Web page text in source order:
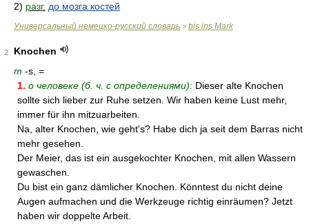
2) разг. до мозга костей
Универсальный немецко-русский словарь > bis ins Mark
2
Knochen
m -s, =
1. о человеке (б. ч. с определениями): Dieser alte Knochen
sollte sich lieber zur Ruhe setzen. Wir haben keine Lust mehr,
immer für ihn mitzuarbeiten.
Na, alter Knochen, wie geht's? Habe dich ja seit dem Barras nicht
mehr gesehen.
Der Meier, das ist ein ausgekochter Knochen, mit allen Wassern
gewaschen.
Du bist ein ganz dämlicher Knochen. Könntest du nicht deine
Augen aufmachen und die Werkzeuge richtig einräumen? Jetzt
haben wir doppelte Arbeit.